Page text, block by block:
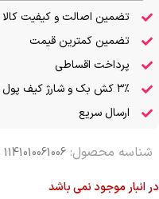
تضمین اصالت و کیفیت کالا
تضمین کمترین قیمت
پرداخت اقساطی
۳٪ کش بک و شارژ کیف پول
ارسال سریع
شناسه محصول: 1141010061006
در انبار موجود نمی باشد